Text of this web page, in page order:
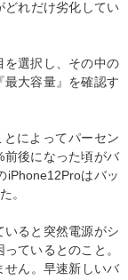
どれだけ劣化してい
を選択し、その中の
最大容量』を確認す
によってパーセン
前後になった頃がバ
iPhone12Proはバッ
。
いると突然電源がシ
ているとのこと。
せん。早速新しいバ